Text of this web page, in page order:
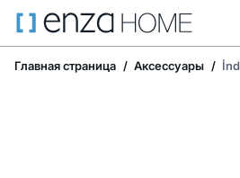
Главная страница Аксессуары